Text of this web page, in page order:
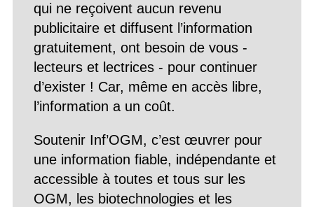
qui ne reçoivent aucun revenu
publicitaire et diffusent l’information
gratuitement, ont besoin de vous -
lecteurs et lectrices - pour continuer
d’exister ! Car, même en accès libre,
l’information a un coût.
Soutenir Inf’OGM, c’est œuvrer pour
une information fiable, indépendante et
accessible à toutes et tous sur les
OGM, les biotechnologies et les